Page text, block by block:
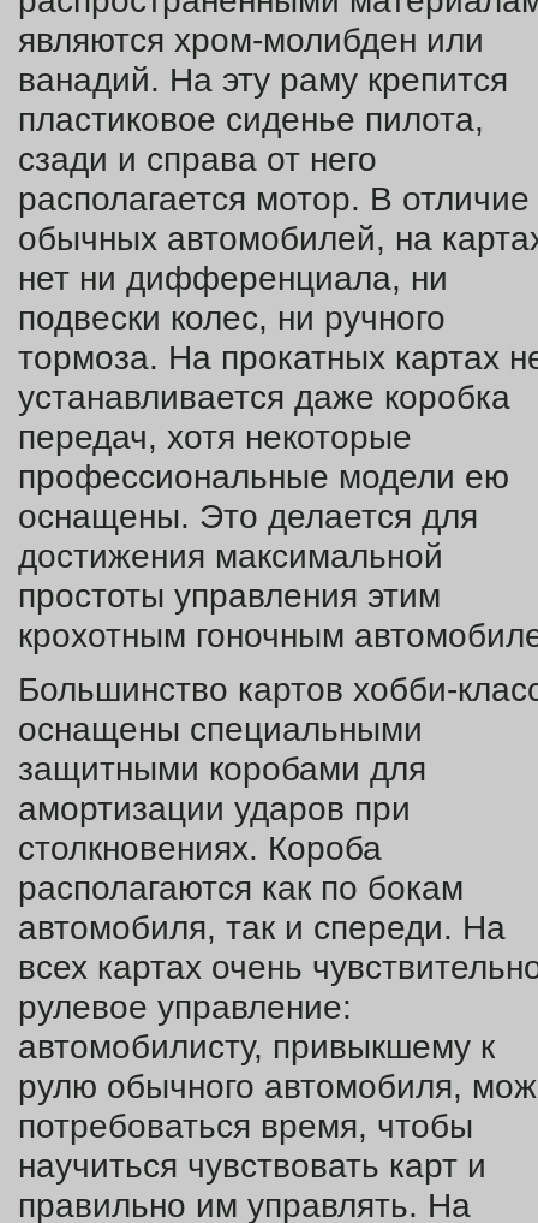
являются хром-молибден или
ванадий. На эту раму крепится
пластиковое сиденье пилота,
сзади и справа от него
располагается мотор. В отличие
обычных автомобилей, на
нет ни дифференциала, ни
подвески колес, ни ручного
тормоза. На прокатных картах
устанавливается даже коробка
передач, хотя некоторые
профессиональные модели ею
оснащены. Это делается для
достижения максимальной
простоты управления этим
крохотным гоночным
Большинство картов хобби-
оснащены специальными
защитными коробами для
амортизации ударов при
столкновениях. Короба
располагаются как по бокам
автомобиля, так и спереди. На
всех картах очень
рулевое управление:
автомобилисту, привыкшему к
рулю обычного автомобиля,
потребоваться время, чтобы
научиться чувствовать карт и
правильно им управлять. На